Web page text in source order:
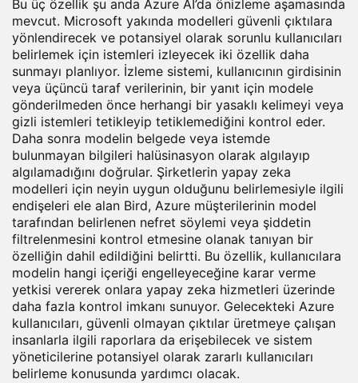
Bu üç özellik şu anda Azure AI’da önizleme aşamasında
mevcut. Microsoft yakında modelleri güvenli çıktılara
yönlendirecek ve potansiyel olarak sorunlu kullanıcıları
belirlemek için istemleri izleyecek iki özellik daha
sunmayı planlıyor. İzleme sistemi, kullanıcının girdisinin
veya üçüncü taraf verilerinin, bir yanıt için modele
gönderilmeden önce herhangi bir yasaklı kelimeyi veya
gizli istemleri tetikleyip tetiklemediğini kontrol eder.
Daha sonra modelin belgede veya istemde
bulunmayan bilgileri halüsinasyon olarak algılayıp
algılamadığını doğrular. Şirketlerin yapay zeka
modelleri için neyin uygun olduğunu belirlemesiyle ilgili
endişeleri ele alan Bird, Azure müşterilerinin model
tarafından belirlenen nefret söylemi veya şiddetin
filtrelenmesini kontrol etmesine olanak tanıyan bir
özelliğin dahil edildiğini belirtti. Bu özellik, kullanıcılara
modelin hangi içeriği engelleyeceğine karar verme
yetkisi vererek onlara yapay zeka hizmetleri üzerinde
daha fazla kontrol imkanı sunuyor. Gelecekteki Azure
kullanıcıları, güvenli olmayan çıktılar üretmeye çalışan
insanlarla ilgili raporlara da erişebilecek ve sistem
yöneticilerine potansiyel olarak zararlı kullanıcıları
belirleme konusunda yardımcı olacak.